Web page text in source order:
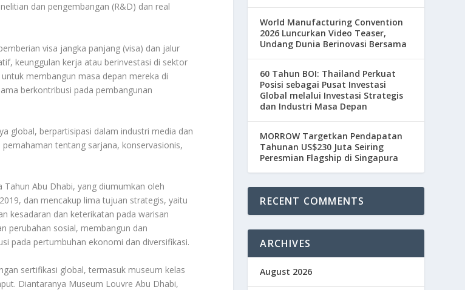
dan pengembangan (R&D) dan real
visa jangka panjang (visa) dan jalur
keunggulan kerja atau berinvestasi di sektor
membangun masa depan mereka di
berkontribusi pada pembangunan
global, berpartisipasi dalam industri media dan
tentang sarjana, konservasionis,
Abu Dhabi, yang diumumkan oleh
dan mencakup lima tujuan strategis, yaitu
kesadaran dan keterikatan pada warisan
perubahan sosial, membangun dan
pada pertumbuhan ekonomi dan diversifikasi.
sertifikasi global, termasuk museum kelas
Diantaranya Museum Louvre Abu Dhabi,
World Manufacturing Convention
2026 Luncurkan Video Teaser,
Undang Dunia Berinovasi Bersama
60 Tahun BOI: Thailand Perkuat
Posisi sebagai Pusat Investasi
Global melalui Investasi Strategis
dan Industri Masa Depan
MORROW Targetkan Pendapatan
Tahunan US$230 Juta Seiring
Peresmian Flagship di Singapura
RECENT COMMENTS
ARCHIVES
August 2026